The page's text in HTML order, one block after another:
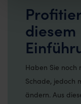
diesem
Haben Sie noch
Schade, jedoch
ändern. Aus